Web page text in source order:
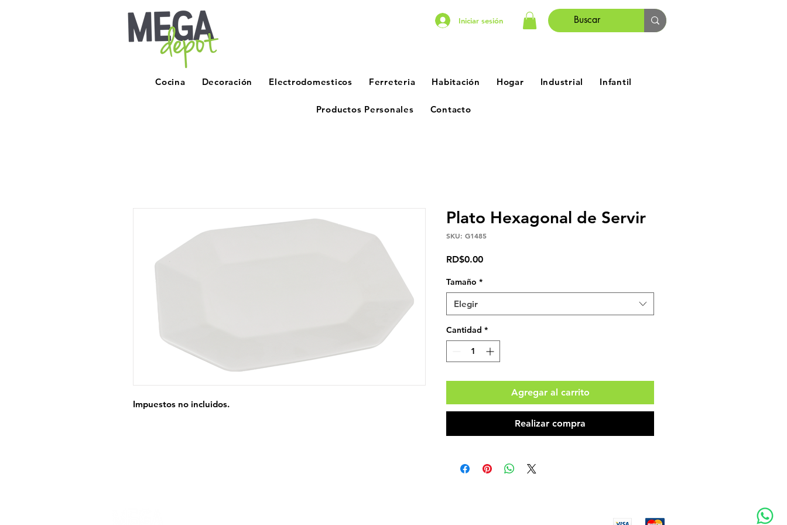
Iniciar sesión
Cocina Decoración Electrodomesticos Ferreteria Habitación Hogar Industrial Infantil
Productos Personales Contacto
Impuestos no incluidos.
Plato Hexagonal de Servir
SKU: G1485
RD$0.00Precio
Tamaño *
Elegir
Cantidad *
Agregar al carrito
Realizar compra